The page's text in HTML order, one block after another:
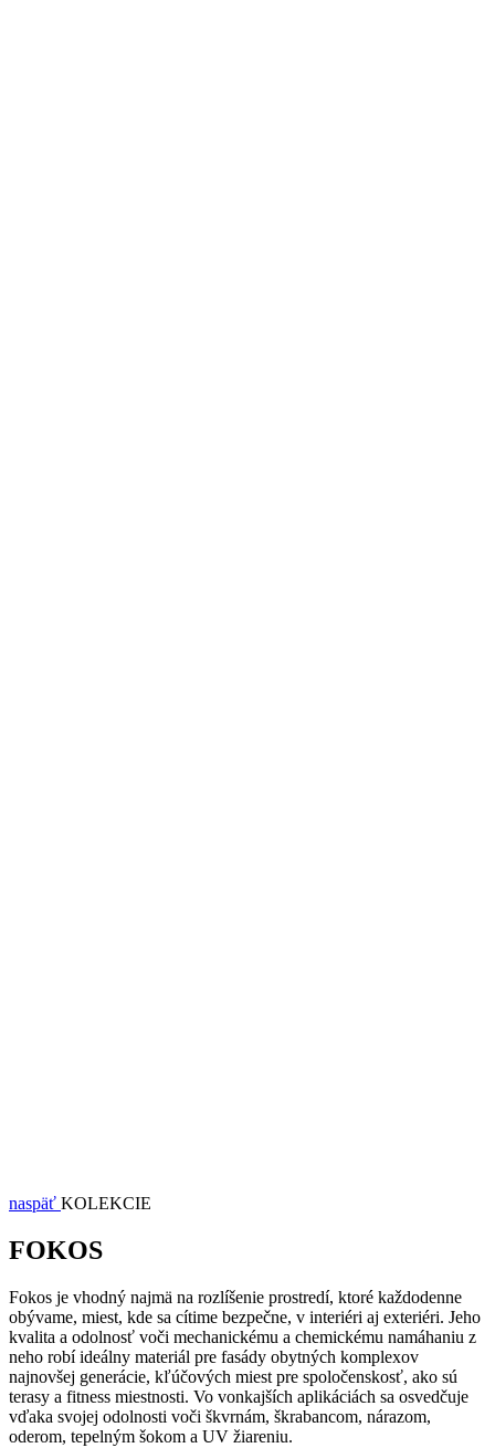
naspäť KOLEKCIE
FOKOS
Fokos je vhodný najmä na rozlíšenie prostredí, ktoré každodenne
obývame, miest, kde sa cítime bezpečne, v interiéri aj exteriéri. Jeho
kvalita a odolnosť voči mechanickému a chemickému namáhaniu z
neho robí ideálny materiál pre fasády obytných komplexov
najnovšej generácie, kľúčových miest pre spoločenskosť, ako sú
terasy a fitness miestnosti. Vo vonkajších aplikáciách sa osvedčuje
vďaka svojej odolnosti voči škvrnám, škrabancom, nárazom,
oderom, tepelným šokom a UV žiareniu.